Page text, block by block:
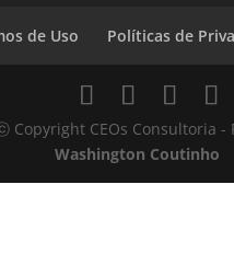
de Uso Políticas de
Copyright CEOs Consultoria -
Washington Coutinho